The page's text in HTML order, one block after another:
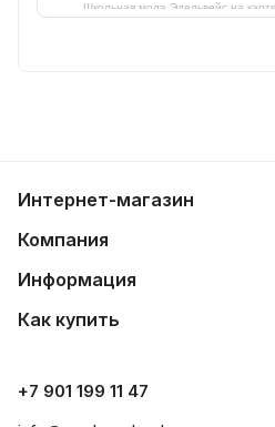
Школьная мода Эдельвейс на
Интернет-магазин
Компания
Информация
Как купить
+7 901 199 11 47